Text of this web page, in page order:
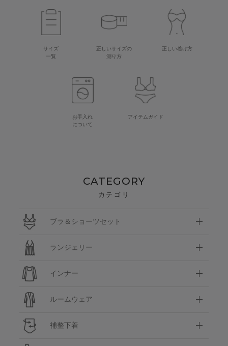
サイズ
一覧
正しいサイズの
測り方
正しい着け方
お手入れ
について
アイテムガイド
CATEGORY
カテゴリ
ブラ＆ショーツセット
ランジェリー
インナー
ルームウェア
補整下着